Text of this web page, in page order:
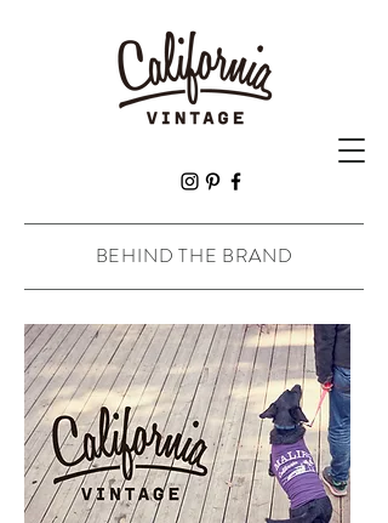
BEHIND THE BRAND